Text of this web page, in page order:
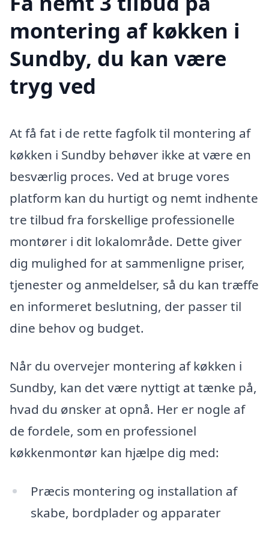
montering af køkken i
Sundby, du kan være
tryg ved
At få fat i de rette fagfolk til montering af
køkken i Sundby behøver ikke at være en
besværlig proces. Ved at bruge vores
platform kan du hurtigt og nemt indhente
tre tilbud fra forskellige professionelle
montører i dit lokalområde. Dette giver
dig mulighed for at sammenligne priser,
tjenester og anmeldelser, så du kan træffe
en informeret beslutning, der passer til
dine behov og budget.
Når du overvejer montering af køkken i
Sundby, kan det være nyttigt at tænke på,
hvad du ønsker at opnå. Her er nogle af
de fordele, som en professionel
køkkenmontør kan hjælpe dig med:
Præcis montering og installation af
skabe, bordplader og apparater